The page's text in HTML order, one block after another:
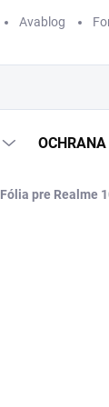
Avablog
Fólia pre Realme